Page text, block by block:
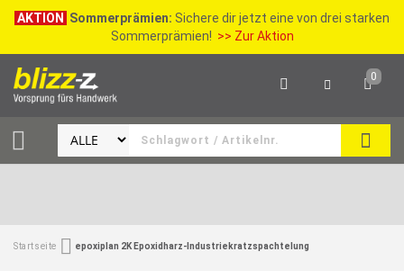
AKTION Sommerprämien: Sichere dir jetzt eine von drei starken
Sommerprämien! >> Zur Aktion
0
Startseite epoxiplan 2K Epoxidharz-Industriekratzspachtelung